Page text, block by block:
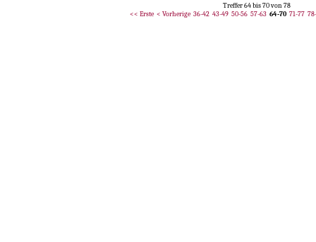
Treffer 64 bis 70 von 78
<< Erste < Vorherige 36-42 43-49 50-56 57-63 64-70 71-77